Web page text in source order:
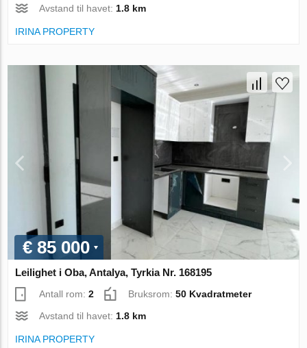
Avstand til havet:1.8 km
IRINA PROPERTY
€ 85 000
Leilighet i Oba, Antalya, Tyrkia Nr. 168195
Antall rom:2 Bruksrom:50 Kvadratmeter
Avstand til havet: 1.8 km
IRINA PROPERTY